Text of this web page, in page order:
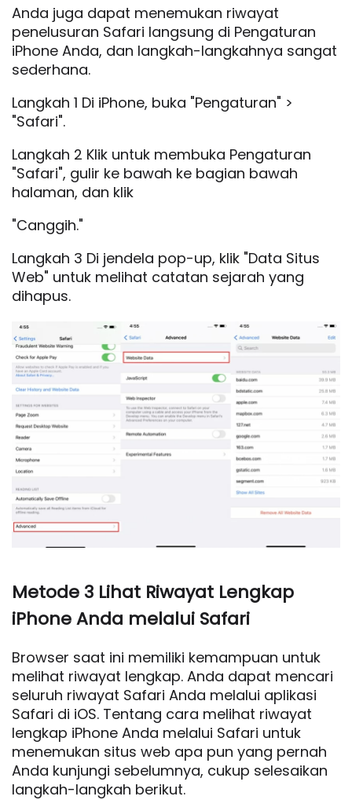
Anda juga dapat menemukan riwayat
penelusuran Safari langsung di Pengaturan
iPhone Anda, dan langkah-langkahnya sangat
sederhana.
Langkah 1 Di iPhone, buka "Pengaturan" >
"Safari".
Langkah 2 Klik untuk membuka Pengaturan
"Safari", gulir ke bawah ke bagian bawah
halaman, dan klik
"Canggih."
Langkah 3 Di jendela pop-up, klik "Data Situs
Web" untuk melihat catatan sejarah yang
dihapus.
Metode 3 Lihat Riwayat Lengkap
iPhone Anda melalui Safari
Browser saat ini memiliki kemampuan untuk
melihat riwayat lengkap. Anda dapat mencari
seluruh riwayat Safari Anda melalui aplikasi
Safari di iOS. Tentang cara melihat riwayat
lengkap iPhone Anda melalui Safari untuk
menemukan situs web apa pun yang pernah
Anda kunjungi sebelumnya, cukup selesaikan
langkah-langkah berikut.